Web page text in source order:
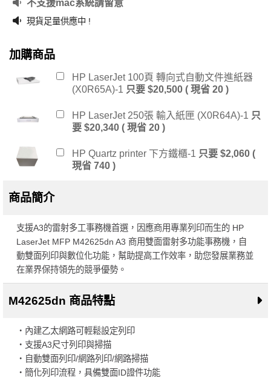
不支援mac系統請留意
現貨足量供應中 !
加購商品
HP LaserJet 100頁 轉向式自動文件進紙器
(X0R65A)-1 只要 $20,500 ( 現省 20 )
HP LaserJet 250張 輸入紙匣 (X0R64A)-1 只
要 $20,340 ( 現省 20 )
HP Quartz printer 下方鐵櫃-1 只要 $2,060 (
現省 740 )
HP 惠普 BTS01 迷你藍牙音箱 (8CA76AA)-
紅色只要 $499 ( 現省 300 )
商品簡介
支援A3的雷射多工事務機首選，因應商用專業列印而生的 HP
LaserJet MFP M42625dn A3 商用雙面雷射多功能事務機，自
動雙面列印與數位化功能，幫助提高工作效率，助您發展業務並
在業界保持領先的競爭優勢。
M42625dn 商品特點
・內建乙太網路可輕鬆設定列印
・支援A3尺寸列印與掃描
・自動雙面列印/網路列印/網路掃描
・簡化列印流程，具備雙面ID證件功能